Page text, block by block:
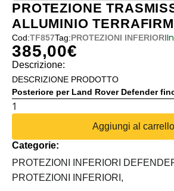
PROTEZIONE
ALLUMINIO
Cod:TF857Tag:PROTEZIONI INFERIORI
385,00€
Descrizione:
DESCRIZIONE PRODOTTO
Posteriore per Land Rover Defender
PROTEZIONE
ALLUMINIO
TERRAFIRMA
quantità
Aggiungi al carrello
Categorie:
PROTEZIONI INFERIORI
PROTEZIONI INFERIORI,